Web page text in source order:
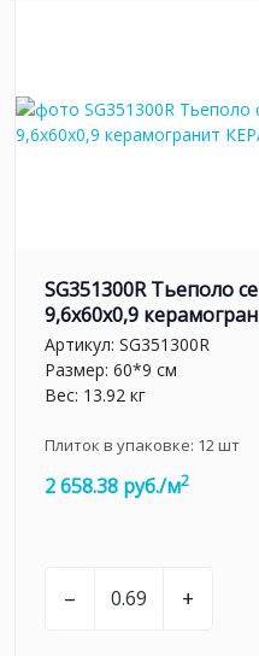
SG351300R Тьеполо
9,6x60x0,9
Артикул: SG351300R
Размер: 60*9 см
Вес: 13.92 кг
Плиток в упаковке: 12шт
2 658.38 руб./м2
– +